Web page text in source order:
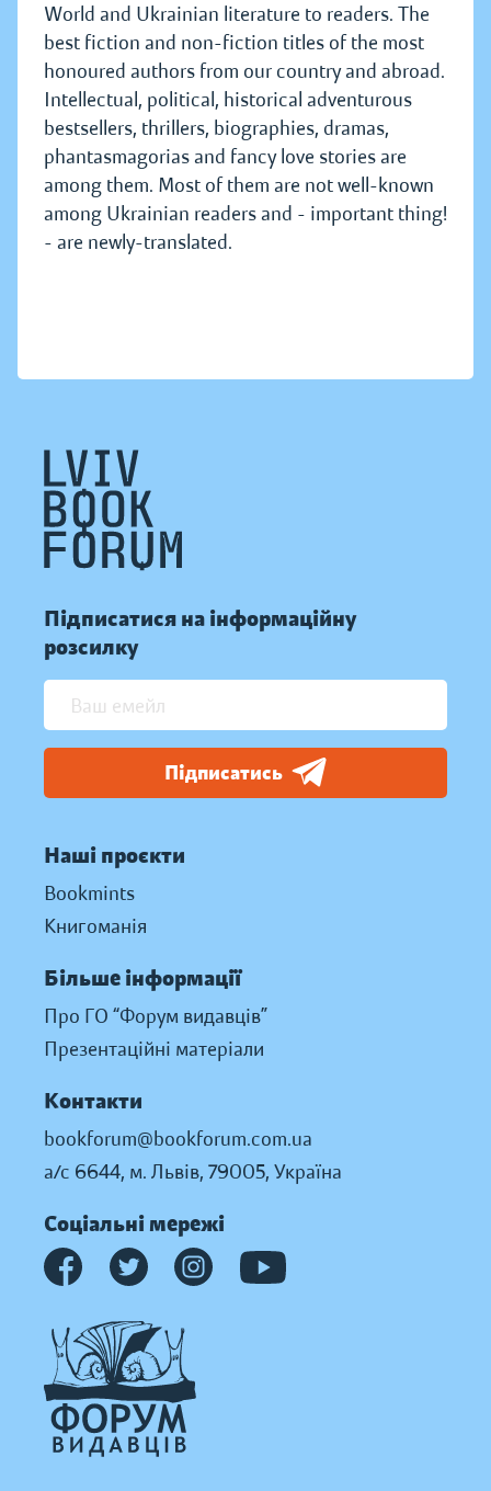
World and Ukrainian literature to readers. The
best fiction and non-fiction titles of the most
honoured authors from our country and abroad.
Intellectual, political, historical adventurous
bestsellers, thrillers, biographies, dramas,
phantasmagorias and fancy love stories are
among them. Most of them are not well-known
among Ukrainian readers and - important thing!
- are newly-translated.
Підписатися на інформаційну
розсилку
Підписатись
Наші проєкти
Bookmints
Книгоманія
Більше інформації
Про ГО “Форум видавців”
Презентаційні матеріали
Контакти
bookforum@bookforum.com.ua
а/с 6644, м. Львів, 79005, Україна
Соціальні мережі